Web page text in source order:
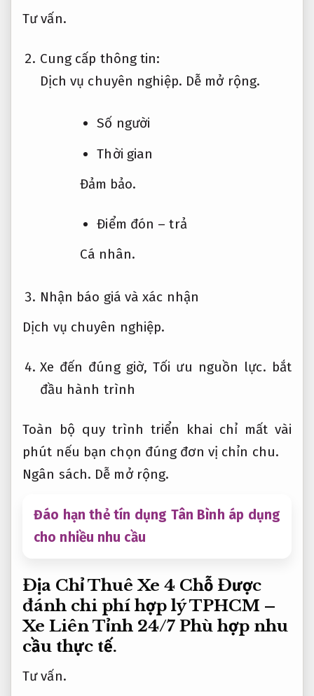
Tư vấn.
Cung cấp thông tin:
Dịch vụ chuyên nghiệp. Dễ mở rộng.
Số người
Thời gian
Đảm bảo.
Điểm đón – trả
Cá nhân.
Nhận báo giá và xác nhận
Dịch vụ chuyên nghiệp.
Xe đến đúng giờ,Tối ưu nguồn lực. bắt
đầu hành trình
Toàn bộ quy trình triển khai chỉ mất vài
phút nếu bạn chọn đúng đơn vị chỉn chu.
Ngân sách. Dễ mở rộng.
Đáo hạn thẻ tín dụng Tân Bình áp dụng
cho nhiều nhu cầu
Địa Chỉ Thuê Xe 4 Chỗ Được
đánh chi phí hợp lý TPHCM –
Xe Liên Tỉnh 24/7 Phù hợp nhu
cầu thực tế.
Tư vấn.